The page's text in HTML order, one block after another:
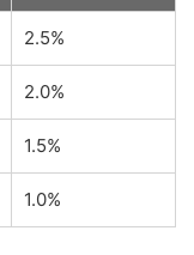
2.5%
2.0%
1.5%
1.0%